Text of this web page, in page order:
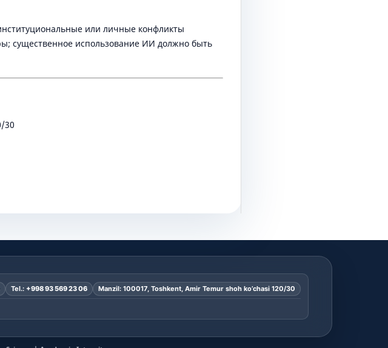
или личные конфликты
существенное использование ИИ должно быть
30
Tel.: +998 93 569 23 06 Manzil: 100017, Toshkent, Amir Temur shoh ko’chasi 120/30